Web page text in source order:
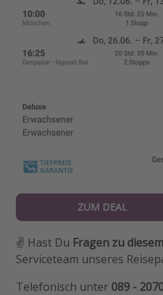
ZUM DEAL
✌️ Hast Du Fragen zu
Serviceteam unseres
Telefonisch unter 089 -